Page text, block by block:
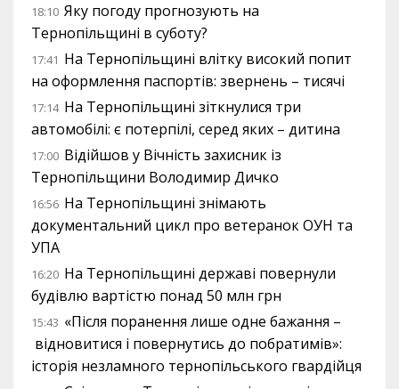
18:10 Яку погоду прогнозують на
Тернопільщині в суботу?
17:41 На Тернопільщині влітку високий попит
на оформлення паспортів: звернень – тисячі
17:14 На Тернопільщині зіткнулися три
автомобілі: є потерпілі, серед яких – дитина
17:00 Відійшов у Вічність захисник із
Тернопільщини Володимир Дичко
16:56 На Тернопільщині знімають
документальний цикл про ветеранок ОУН та
УПА
16:20 На Тернопільщині державі повернули
будівлю вартістю понад 50 млн грн
15:43 «Після поранення лише одне бажання –
відновитися і повернутись до побратимів»:
історія незламного тернопільського гвардійця